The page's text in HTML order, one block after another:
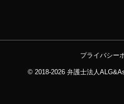
プライバシー
© 2018-2026 弁護士法人